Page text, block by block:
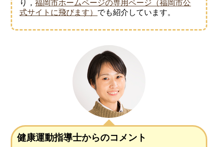
り，福岡市ホームページの専用ページ（福岡市公
式サイトに飛びます） でも紹介しています。
健康運動指導士からのコメント